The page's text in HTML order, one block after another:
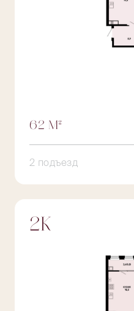
62 М²
2 подъезд
2К